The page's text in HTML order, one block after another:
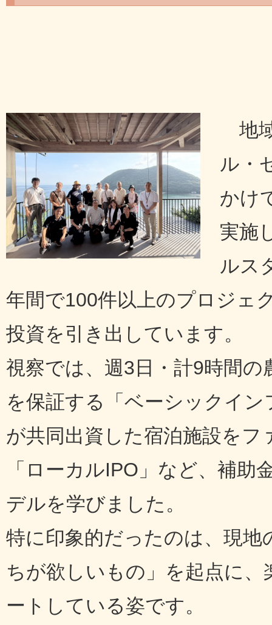
地
ル・
かけ
実施
ルス
年間で100件以上のプロジェ
投資を引き出しています。
視察では、週3日・計9時間
を保証する「ベーシックイ
が共同出資した宿泊施設を
「ローカルIPO」など、補
デルを学びました。
特に印象的だったのは、現
ちが欲しいもの」を起点に
ートしている姿です。